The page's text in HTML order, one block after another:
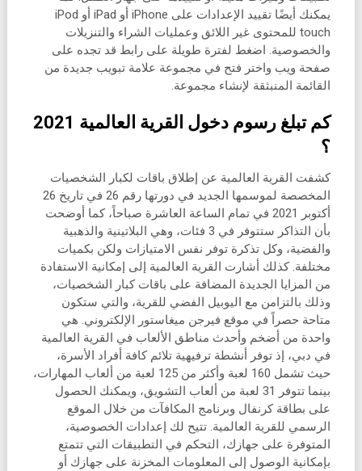
يمكنك أيضًا تقييد الإعدادات على iPhone أو iPad أو iPod
touch للمحتوى غير اللائق وعمليات الشراء والتنزيلات
والخصوصية. اضغط لفترة طويلة على رابط قد تجده على
صفحة ويب واختر فتح في مجموعة علامة تبويب جديدة من
القائمة المنبثقة لإنشاء مجموعة.
كم تبلغ رسوم دخول القرية العالمية 2021
؟
كشفت القرية العالمية عن إطلاق باقات لكبار الشخصيات
المخصصة لموسمها الجديد في دورتها رقم 26 في تاريخ 26
أكتوبر 2021 في تمام الساعة العاشرة صباحاً، كما أوضحت
بأن التذاكر ستتوفر في 3 فئات، وهي البلاتينية والذهبية
والفضية، وكل تذكرة توفر نفس الامتيازات ولكن بكميات
مختلفة. كذلك أشارت القرية العالمية إلى إمكانية الاستفادة
من المزايا الجديدة المضافة على باقات كبار الشخصيات،
وذلك بالتزامن مع اليوبيل الفضي للقرية، والتي ستكون
متاحة حصراً في موقع فيرجن ميغاستور الإلكتروني. هي
واحدة من أضخم وأحدث مناطق الألعاب في القرية العالمية
في دبي، إذ توفر أنشطة ترفيهية تلائم كافة أفراد الأسرة،
حيث تشمل 160 لعبة وأكثر من 125 لعبة من ألعاب المهارات،
بينما تتوفر 31 لعبة من ألعاب التشويق، ويمكنك الحصول
على بطاقة كرنفال وبرنامج المكافآت من خلال الموقع
الرسمي للقرية العالمية. تتيح لك إعدادات الخصوصية،
المتوفرة على جهازك، التحكم في التطبيقات التي تتمتع
بإمكانية الوصول إلى المعلومات المخزنة على جهازك أو